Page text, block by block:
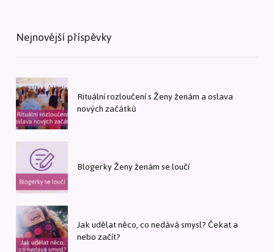
Nejnovější příspěvky
Rituální rozloučení s Ženy ženám a oslava
nových začátků
Blogerky Ženy ženám se loučí
Jak udělat něco, co nedává smysl? Čekat a
nebo začít?